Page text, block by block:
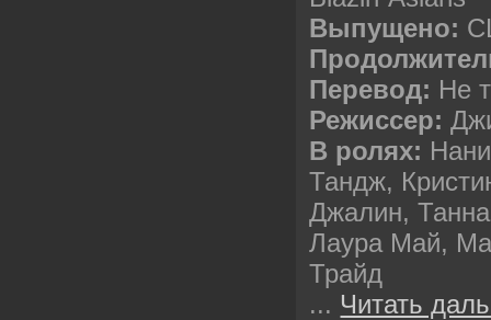
Выпущено:
Перевод: Не
Режиссер:
В ролях:
Тандж,
Джалин,
Лаура Май,
Трайд
... Читать